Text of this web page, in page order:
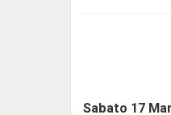
Sabato 17